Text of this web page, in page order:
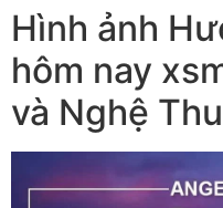
Hình ảnh
hôm nay
và Nghệ